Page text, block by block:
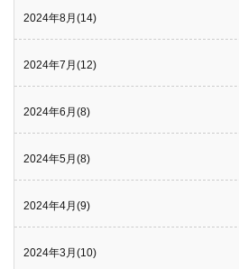
2024年8月(14)
2024年7月(12)
2024年6月(8)
2024年5月(8)
2024年4月(9)
2024年3月(10)